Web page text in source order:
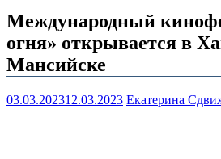
Международный
огня» открывается в
Мансийске
03.03.202312.03.2023 Екатерина